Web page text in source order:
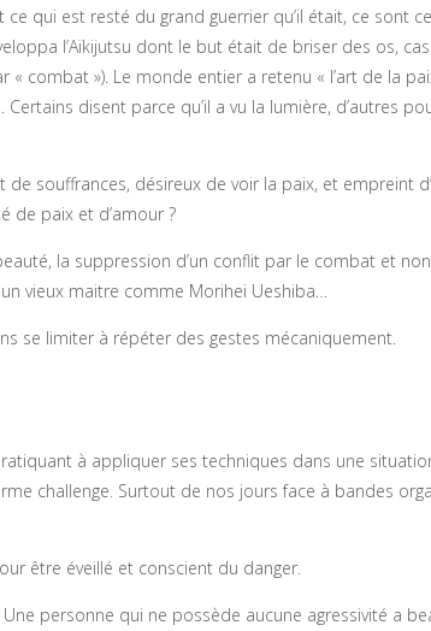
qui est resté du grand guerrier qu’il était, ce sont
l’Aïkijutsu dont le but était de briser des os,
combat »). Le monde entier a retenu « l’art de la
disent parce qu’il a vu la lumière, d’autres
souffrances, désireux de voir la paix, et empreint
de paix et d’amour ?
la suppression d’un conflit par le combat et non
vieux maitre comme Morihei Ueshiba…
se limiter à répéter des gestes mécaniquement.
à appliquer ses techniques dans une
challenge. Surtout de nos jours face à bandes
être éveillé et conscient du danger.
personne qui ne possède aucune agressivité a